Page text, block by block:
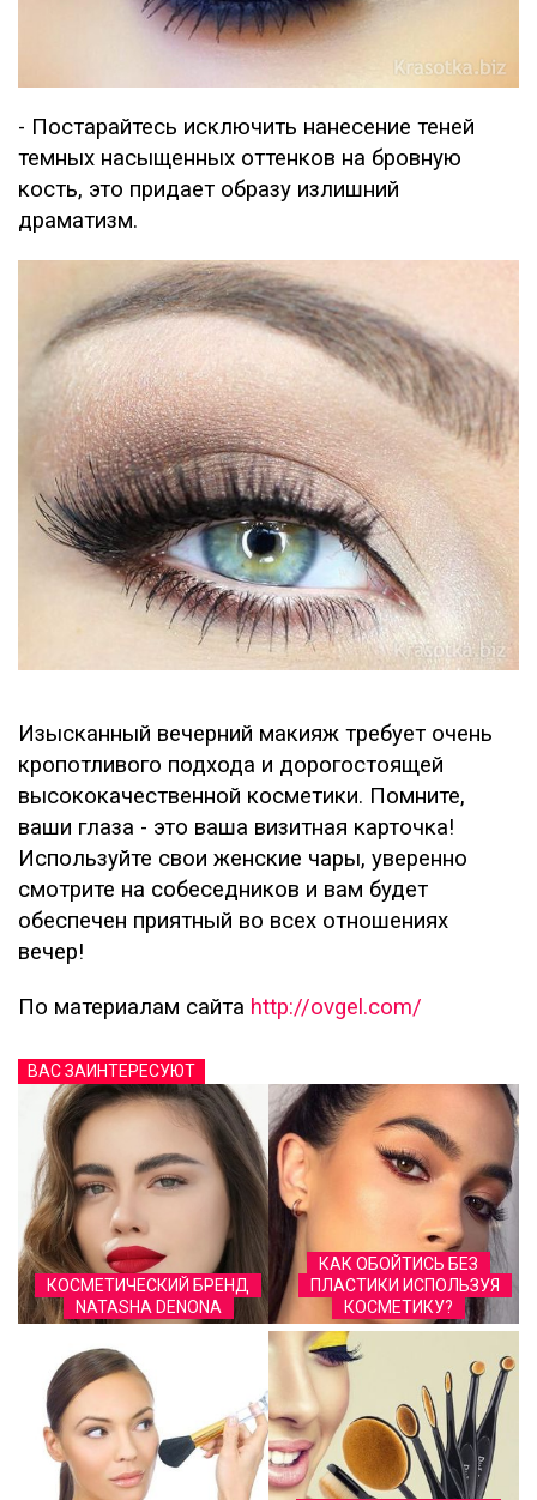
- Постарайтесь исключить нанесение теней
темных насыщенных оттенков на бровную
кость, это придает образу излишний
драматизм.
Изысканный вечерний макияж требует очень
кропотливого подхода и дорогостоящей
высококачественной косметики. Помните,
ваши глаза - это ваша визитная карточка!
Используйте свои женские чары, уверенно
смотрите на собеседников и вам будет
обеспечен приятный во всех отношениях
вечер!
По материалам сайта http://ovgel.com/
ВАС ЗАИНТЕРЕСУЮТ
КОСМЕТИЧЕСКИЙ БРЕНД
NATASHA DENONA
КАК ОБОЙТИСЬ БЕЗ
ПЛАСТИКИ ИСПОЛЬЗУЯ
КОСМЕТИКУ?